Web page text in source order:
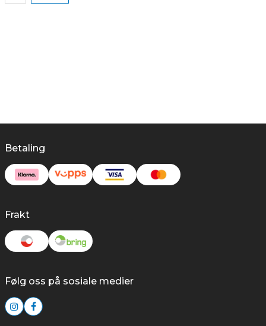
Betaling
Frakt
Følg oss på sosiale medier